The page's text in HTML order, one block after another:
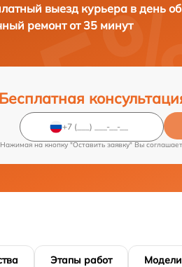
выезд курьера в день
ремонтот 35 минут
Бесплатная
Нажимая на кнопку "Оставить заявку" Вы
Этапы работ Модели